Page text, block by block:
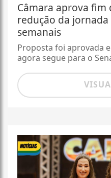
Câmara aprova fim
redução da
semanais
Proposta foi aprovada
agora segue para o